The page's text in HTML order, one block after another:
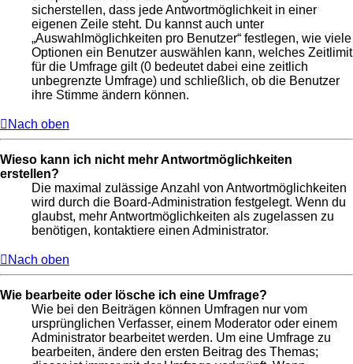
sicherstellen, dass jede Antwortmöglichkeit in einer
eigenen Zeile steht. Du kannst auch unter
„Auswahlmöglichkeiten pro Benutzer“ festlegen, wie viele
Optionen ein Benutzer auswählen kann, welches Zeitlimit
für die Umfrage gilt (0 bedeutet dabei eine zeitlich
unbegrenzte Umfrage) und schließlich, ob die Benutzer
ihre Stimme ändern können.
Nach oben
Wieso kann ich nicht mehr Antwortmöglichkeiten
erstellen?
Die maximal zulässige Anzahl von Antwortmöglichkeiten
wird durch die Board-Administration festgelegt. Wenn du
glaubst, mehr Antwortmöglichkeiten als zugelassen zu
benötigen, kontaktiere einen Administrator.
Nach oben
Wie bearbeite oder lösche ich eine Umfrage?
Wie bei den Beiträgen können Umfragen nur vom
ursprünglichen Verfasser, einem Moderator oder einem
Administrator bearbeitet werden. Um eine Umfrage zu
bearbeiten, ändere den ersten Beitrag des Themas;